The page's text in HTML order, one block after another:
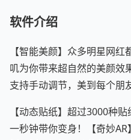
软件介绍
【智能美颜】众多明星网
叽为你带来超自然的美颜效
支持手动调节，美到每个朋
【动态贴纸】超过3000种
一秒钟带你变身！【奇妙AR